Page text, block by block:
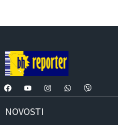
NOVOSTI